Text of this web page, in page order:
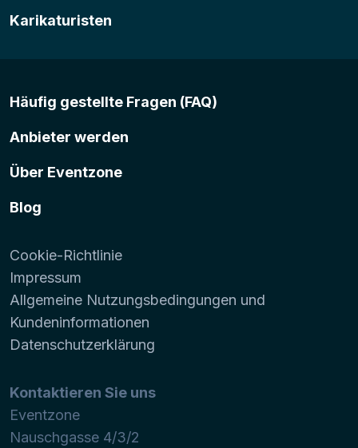
Karikaturisten
Häufig gestellte Fragen (FAQ)
Anbieter werden
Über Eventzone
Blog
Cookie-Richtlinie
Impressum
Allgemeine Nutzungsbedingungen und
Kundeninformationen
Datenschutzerklärung
Kontaktieren Sie uns
Eventzone
Nauschgasse 4/3/2